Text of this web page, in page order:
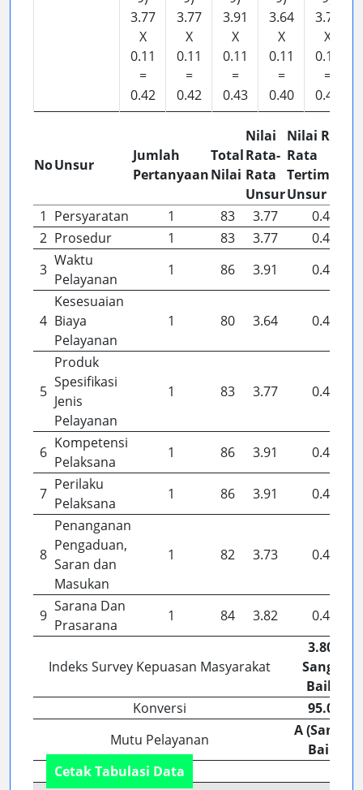
3.77
X
0.11
=
0.42
3.77
X
0.11
=
0.42
3.91
X
0.11
=
0.43
3.64
X
0.11
=
0.40
3.77
X
0.11
=
0.42
NoUnsur
Jumlah
Pertanyaan
Total
Nilai
Nilai
Rata-
Rata
Unsur
Nilai Rata-
Rata
Tertimbang
Unsur
1 Persyaratan 1 83 3.77
0.42
2 Prosedur 1 83 3.77
0.42
3
Waktu
Pelayanan
1 86 3.91 0.43
4
Kesesuaian
Biaya
Pelayanan
1 80 3.64 0.40
5
Produk
Spesifikasi
Jenis
Pelayanan
1 83 3.77 0.42
6
Kompetensi
Pelaksana
1 86 3.91 0.43
7
Perilaku
Pelaksana
1 86 3.91 0.43
8
Penanganan
Pengaduan,
Saran dan
Masukan
1 82 3.73 0.41
9
Sarana Dan
Prasarana
1 84 3.82 0.42
Indeks Survey Kepuasan Masyarakat
3.80 (
Sangat
Baik )
Konversi
95.08
Mutu Pelayanan
A (Sangat
Baik)
Cetak Tabulasi Data